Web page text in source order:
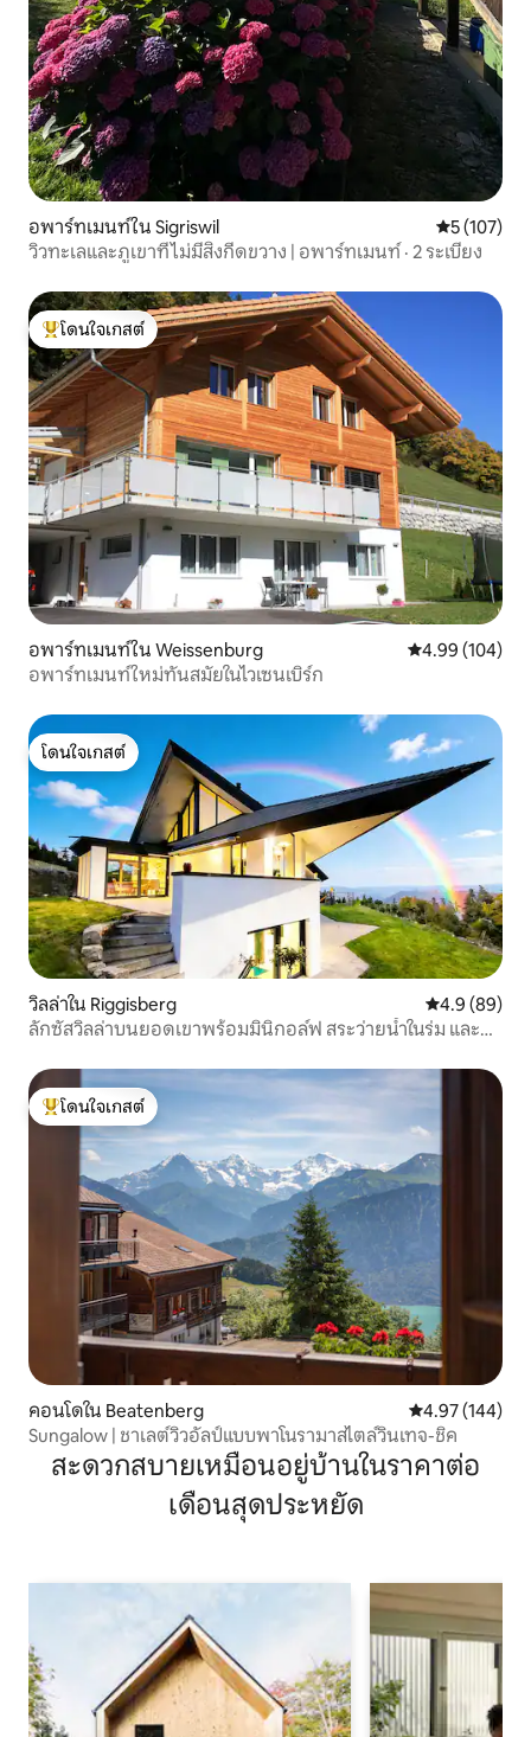
อพาร์ทเมนท์ใน Sigriswil คะแนนเฉลี่ย
5 (107)
วิวทะเลและภูเขาที่ไม่มีสิ่งกีดขวาง | อพาร์ทเมนท์ · 2 ระเบียง
โดนใจเกสต์ที่สุด
โดนใจเกสต์
อพาร์ทเมนท์ใน Weissenburg คะแนนเฉลี่ย
4.99 (104)
อพาร์ทเมนท์ใหม่ทันสมัยในไวเซนเบิร์ก
โดนใจเกสต์
โดนใจเกสต์
วิลล่าใน Riggisberg คะแนนเฉลี่ย
4.9 (89)
ลักซัสวิลล่าบนยอดเขาพร้อมมินิกอล์ฟ สระว่ายน้ำในร่ม และส
โดนใจเกสต์ที่สุด
โดนใจเกสต์
คอนโดใน Beatenberg คะแนนเฉลี่ย
4.97 (144)
Sungalow | ชาเลต์วิวอัลป์แบบพาโนรามาสไตล์วินเทจ-ชิค
สะดวกสบายเหมือนอยู่บ้านในราคาต่อ
เดือนสุดประหยัด